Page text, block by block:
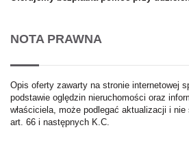
NOTA PRAWNA
Opis oferty zawarty na stronie internetowej
podstawie oględzin nieruchomości oraz
właściciela, może podlegać aktualizacji i
art. 66 i następnych K.C.